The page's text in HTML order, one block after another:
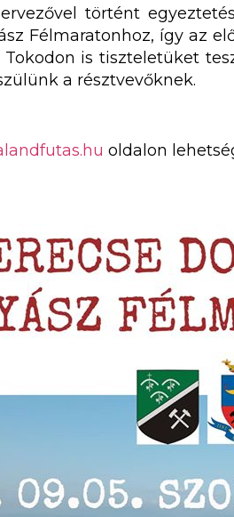
történt
Félmaratonhoz, így az
is tiszteletüket
a résztvevőknek.
oldalon